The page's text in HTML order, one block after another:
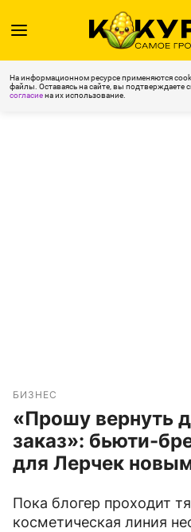
На информационном ресурсе применяются
файлы. Оставаясь на сайте, вы подтверждаете
согласиена их использование.
БИЗНЕС
«Прошу вернуть
заказ»: бьюти-
для Лерчек
Пока блогер проходит
косметическая линия